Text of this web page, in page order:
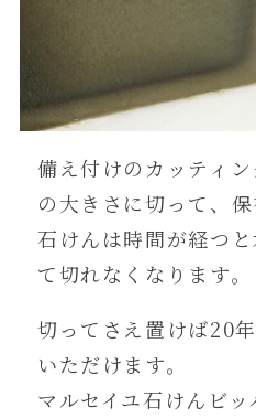
備え付けのカッティ
の大きさに切って、保
石けんは時間が経つ
て切れなくなります。
切ってさえ置けば20
いただけます。
マルセイユ石けんビ